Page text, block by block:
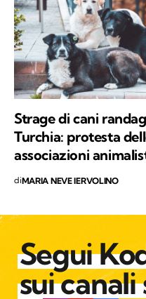
continua scoperta
Strage di cani
Turchia: protesta
associazioni
diMARIA NEVE IERVOLINO
Segui
sui canali